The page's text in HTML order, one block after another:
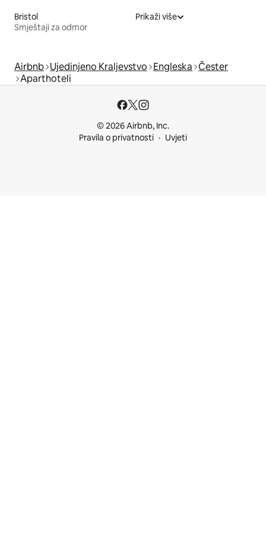
Bristol
Smještaji za odmor
Prikaži više
Airbnb Ujedinjeno Kraljevstvo Engleska Čester
Aparthoteli
© 2026 Airbnb, Inc.
Pravila o privatnosti
Uvjeti